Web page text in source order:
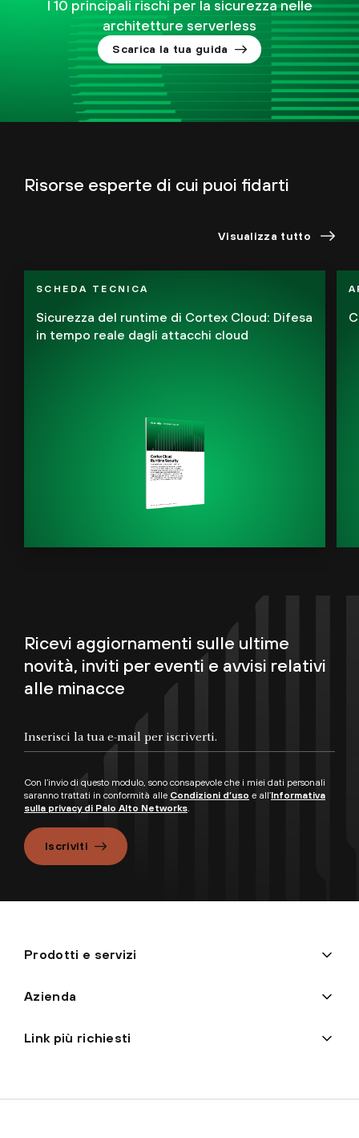
I 10 principali rischi per la sicurezza nelle
architetture serverless
Scarica la tua guida
Risorse esperte di cui puoi fidarti
Visualizza tutto
SCHEDA TECNICA
Sicurezza del runtime di Cortex Cloud: Difesa
in tempo reale dagli attacchi cloud
Ricevi aggiornamenti sulle ultime
novità, inviti per eventi e avvisi relativi
alle minacce
Con l’invio di questo modulo, sono consapevole che i miei dati personali
saranno trattati in conformità alle Condizioni d’uso e all’Informativa
sulla privacy di Palo Alto Networks.
Iscriviti
Prodotti e servizi
Azienda
Link più richiesti